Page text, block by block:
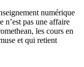
numérique
n’est pas une affaire
les cours en
et qui retient